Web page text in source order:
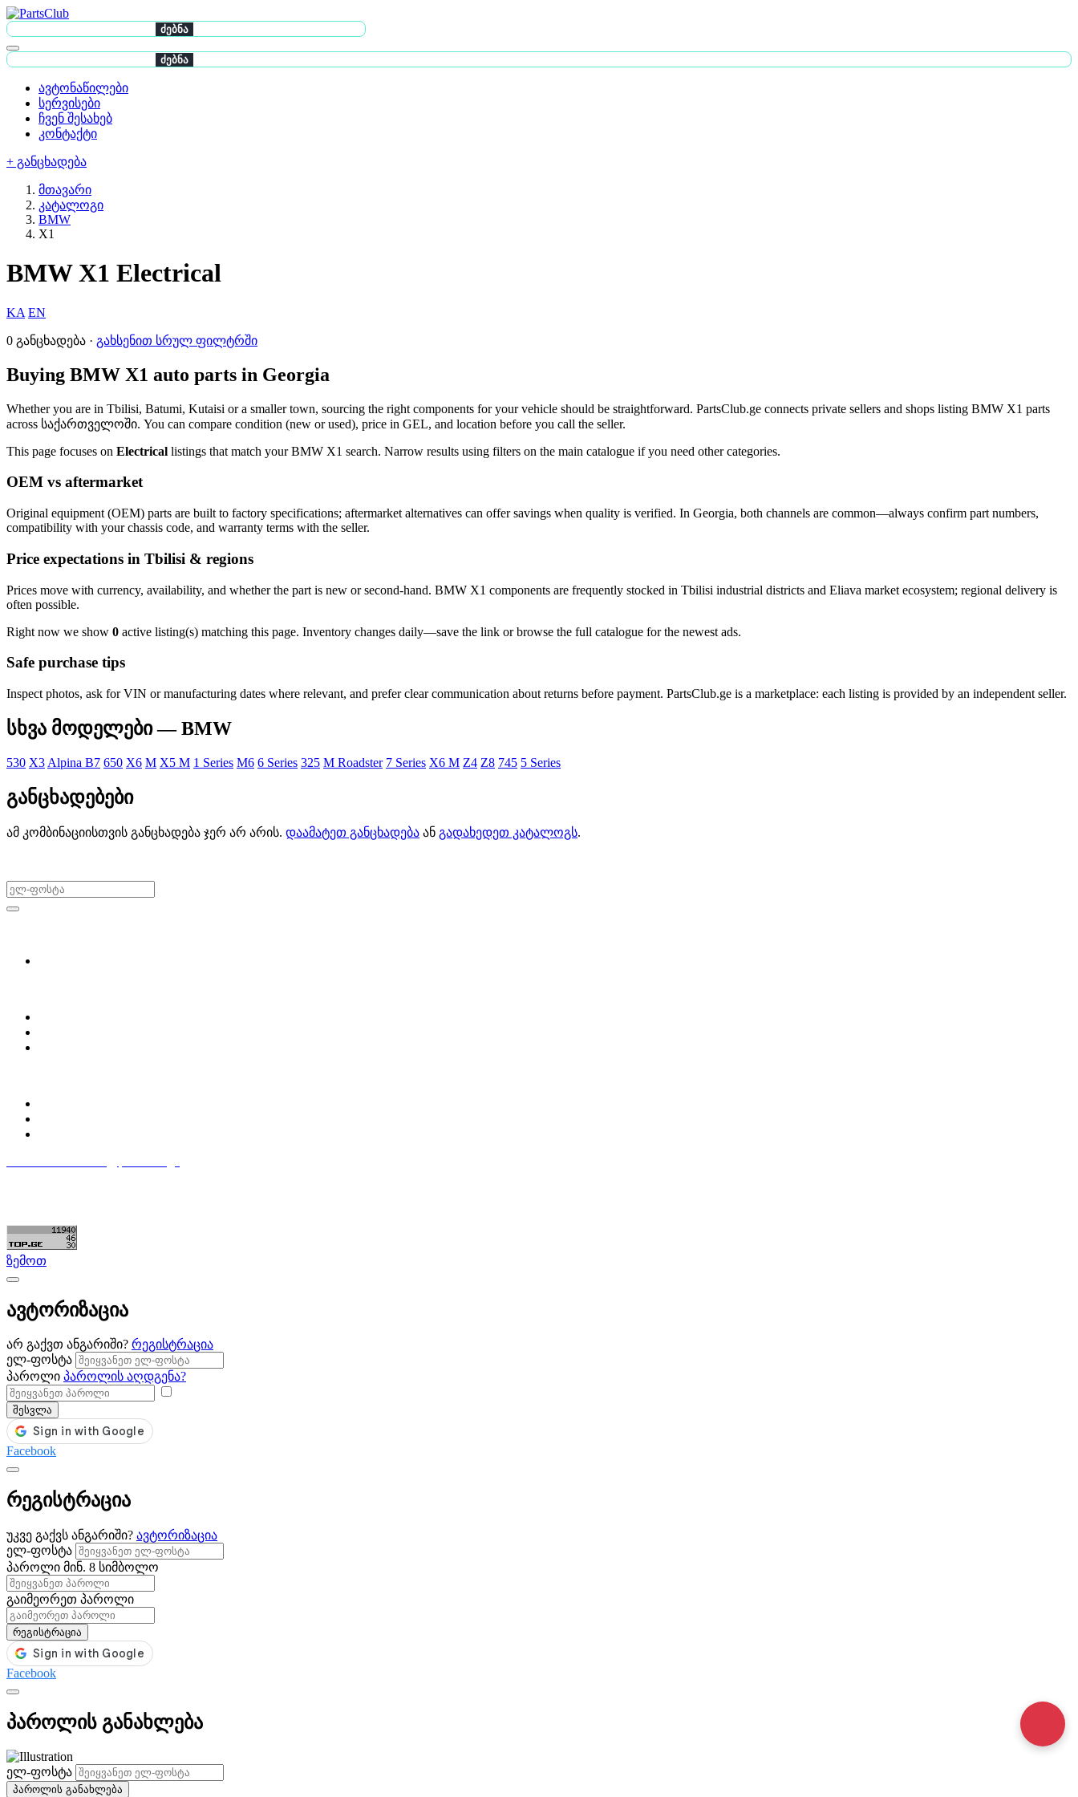
ძებნა
ძებნა
ავტონაწილები
სერვისები
ჩვენ შესახებ
კონტაქტი
+ განცხადება
მთავარი
კატალოგი
BMW
X1
BMW X1 Electrical
KA EN
0 განცხადება · გახსენით სრულ ფილტრში
Buying BMW X1 auto parts in Georgia
Whether you are in Tbilisi, Batumi, Kutaisi or a smaller town, sourcing the right components for your vehicle should be straightforward. PartsClub.ge connects private sellers and shops listing BMW X1 parts
across საქართველოში. You can compare condition (new or used), price in GEL, and location before you call the seller.
This page focuses on Electrical listings that match your BMW X1 search. Narrow results using filters on the main catalogue if you need other categories.
OEM vs aftermarket
Original equipment (OEM) parts are built to factory specifications; aftermarket alternatives can offer savings when quality is verified. In Georgia, both channels are common—always confirm part numbers,
compatibility with your chassis code, and warranty terms with the seller.
Price expectations in Tbilisi & regions
Prices move with currency, availability, and whether the part is new or second-hand. BMW X1 components are frequently stocked in Tbilisi industrial districts and Eliava market ecosystem; regional delivery is
often possible.
Right now we show 0 active listing(s) matching this page. Inventory changes daily—save the link or browse the full catalogue for the newest ads.
Safe purchase tips
Inspect photos, ask for VIN or manufacturing dates where relevant, and prefer clear communication about returns before payment. PartsClub.ge is a marketplace: each listing is provided by an independent seller.
სხვა მოდელები — BMW
530 X3 Alpina B7 650 X6 M X5 M 1 Series M6 6 Series 325 M Roadster 7 Series X6 M Z4 Z8 745 5 Series
განცხადებები
ამ კომბინაციისთვის განცხადება ჯერ არ არის. დაამატეთ განცხადება ან გადახედეთ კატალოგს.
ზემოთ
ავტორიზაცია
არ გაქვთ ანგარიში? რეგისტრაცია
ელ-ფოსტა
პაროლი პაროლის აღდგენა?
შესვლა
Facebook
რეგისტრაცია
უკვე გაქვს ანგარიში? ავტორიზაცია
ელ-ფოსტა
პაროლი მინ. 8 სიმბოლო
გაიმეორეთ პაროლი
რეგისტრაცია
Facebook
პაროლის განახლება
ელ-ფოსტა
პაროლის განახლება